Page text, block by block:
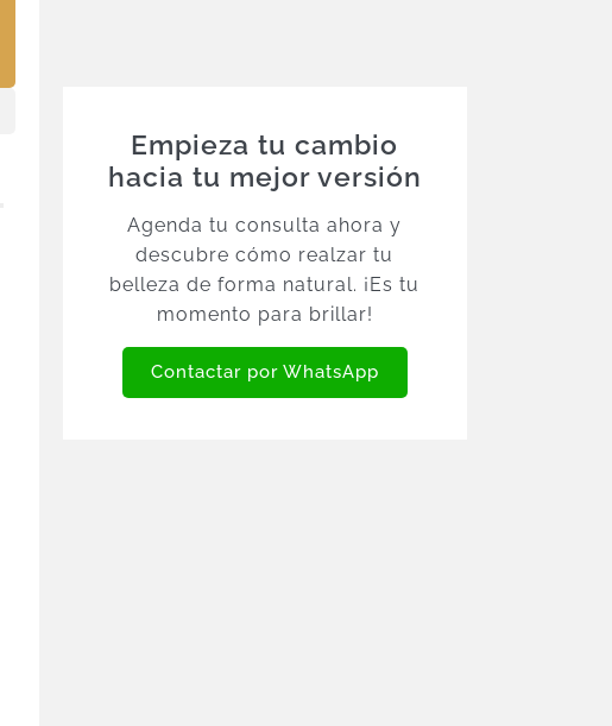
Empieza tu cambio
hacia tu mejor versión
Agenda tu consulta ahora y
descubre cómo realzar tu
belleza de forma natural. ¡Es tu
momento para brillar!
Contactar por WhatsApp